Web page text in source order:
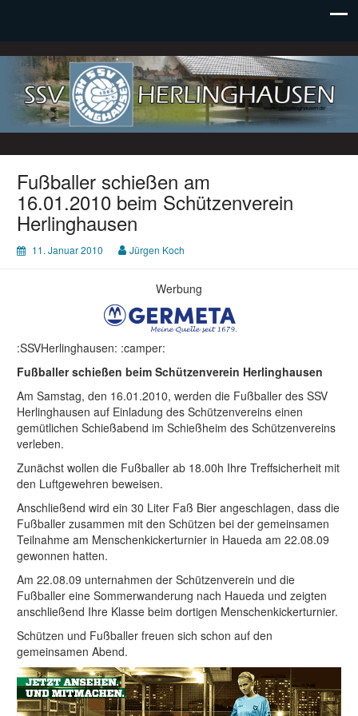
SSV Herlinghausen e. V.
Fußballer schießen am
16.01.2010 beim Schützenverein
Herlinghausen
11. Januar 2010 Jürgen Koch
Werbung
:SSVHerlinghausen: :camper:
Fußballer schießen beim Schützenverein Herlinghausen
Am Samstag, den 16.01.2010, werden die Fußballer des SSV
Herlinghausen auf Einladung des Schützenvereins einen
gemütlichen Schießabend im Schießheim des Schützenvereins
verleben.
Zunächst wollen die Fußballer ab 18.00h Ihre Treffsicherheit mit
den Luftgewehren beweisen.
Anschließend wird ein 30 Liter Faß Bier angeschlagen, dass die
Fußballer zusammen mit den Schützen bei der gemeinsamen
Teilnahme am Menschenkickerturnier in Haueda am 22.08.09
gewonnen hatten.
Am 22.08.09 unternahmen der Schützenverein und die
Fußballer eine Sommerwanderung nach Haueda und zeigten
anschließend Ihre Klasse beim dortigen Menschenkickerturnier.
Schützen und Fußballer freuen sich schon auf den
gemeinsamen Abend.